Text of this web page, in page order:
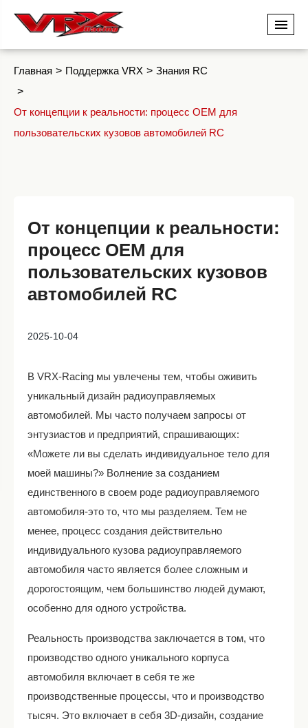
Главная Поддержка VRX Знания RC
От концепции к реальности: процесс OEM для
пользовательских кузовов автомобилей RC
От концепции к реальности:
процесс OEM для
пользовательских кузовов
автомобилей RC
2025-10-04
В VRX-Racing мы увлечены тем, чтобы оживить
уникальный дизайн радиоуправляемых
автомобилей. Мы часто получаем запросы от
энтузиастов и предприятий, спрашивающих:
«Можете ли вы сделать индивидуальное тело для
моей машины?» Волнение за созданием
единственного в своем роде радиоуправляемого
автомобиля-это то, что мы разделяем. Тем не
менее, процесс создания действительно
индивидуального кузова радиоуправляемого
автомобиля часто является более сложным и
дорогостоящим, чем большинство людей думают,
особенно для одного устройства.
Реальность производства заключается в том, что
производство одного уникального корпуса
автомобиля включает в себя те же
производственные процессы, что и производство
тысяч. Это включает в себя 3D-дизайн, создание